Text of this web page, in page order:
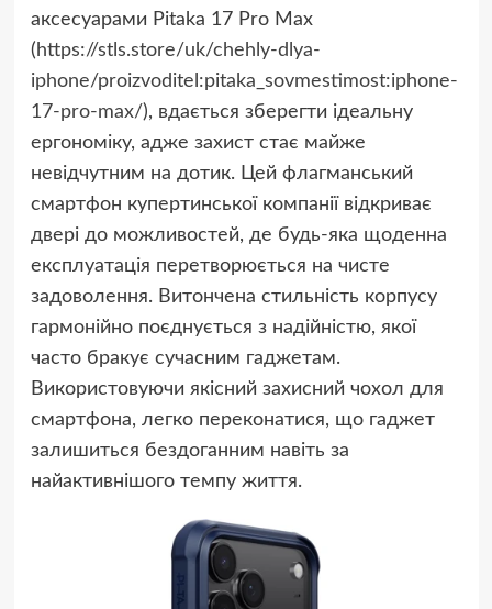
аксесуарами Pitaka 17 Pro Max
( https://stls.store/uk/chehly-dlya-
iphone/proizvoditel:pitaka_sovmestimost:iphone-
17-pro-max/), вдається зберегти ідеальну
ергономіку, адже захист стає майже
невідчутним на дотик. Цей флагманський
смартфон купертинської компанії відкриває
двері до можливостей, де будь-яка щоденна
експлуатація перетворюється на чисте
задоволення. Витончена стильність корпусу
гармонійно поєднується з надійністю, якої
часто бракує сучасним гаджетам.
Використовуючи якісний захисний чохол для
смартфона, легко переконатися, що гаджет
залишиться бездоганним навіть за
найактивнішого темпу життя.